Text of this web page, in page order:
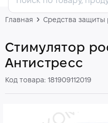
Главная Средства защиты
Стимулятор
Антистресс
Код товара: 181909112019